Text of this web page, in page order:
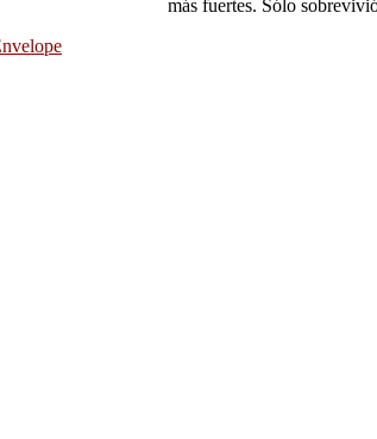
más fuertes. Sólo